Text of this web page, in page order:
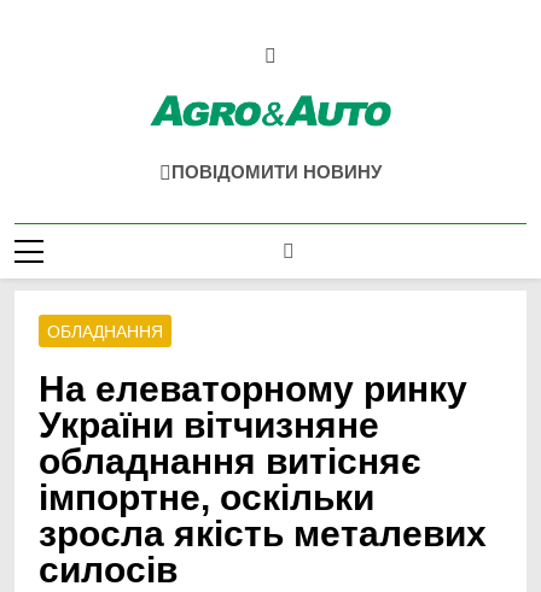
Agro & Auto
ПОВІДОМИТИ НОВИНУ
ОБЛАДНАННЯ
На елеваторному ринку
України вітчизняне
обладнання витісняє
імпортне, оскільки
зросла якість металевих
силосів